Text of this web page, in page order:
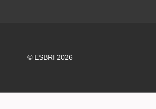
© ESBRI 2026